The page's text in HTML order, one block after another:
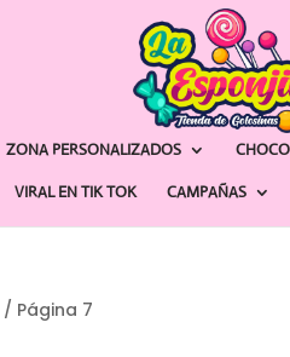
ZONA PERSONALIZADOS
VIRAL EN TIK TOK CAMPAÑAS
/ Página 7